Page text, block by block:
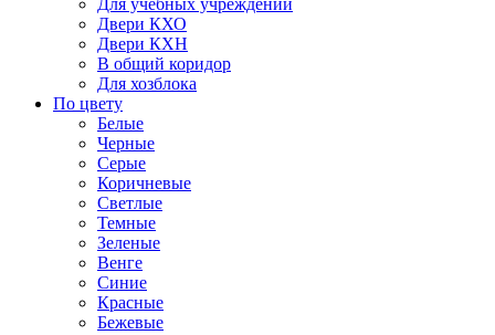
Двери КХО
Двери КХН
В общий коридор
Для хозблока
По цвету
Белые
Черные
Серые
Коричневые
Светлые
Темные
Зеленые
Венге
Синие
Красные
Бежевые